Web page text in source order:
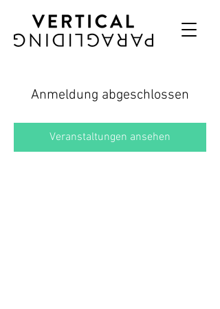
Anmeldung abgeschlossen
Veranstaltungen ansehen